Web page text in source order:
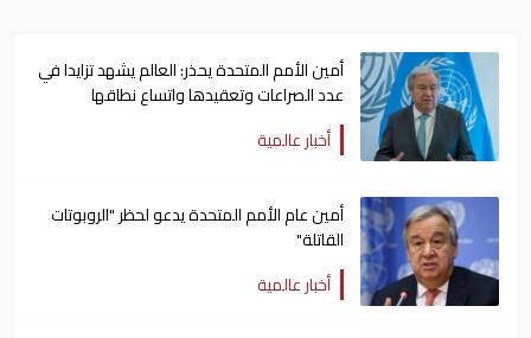
أمين الأمم المتحدة يحذر: العالم يشهد تزايدا في
عدد الصراعات وتعقيدها واتساع نطاقها
أخبار عالمية
أمين عام الأمم المتحدة يدعو لحظر "الروبوتات
القاتلة"
أخبار عالمية